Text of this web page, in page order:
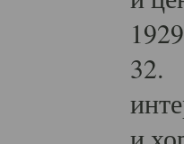
32.